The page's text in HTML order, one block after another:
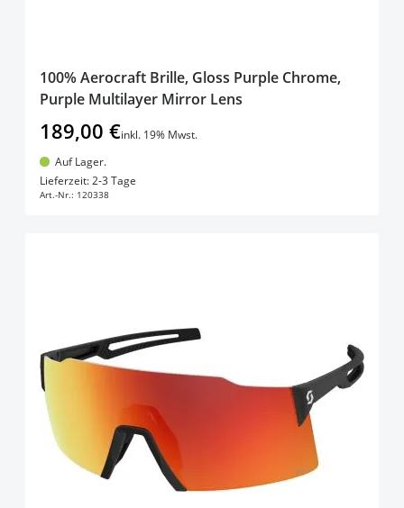
100% Aerocraft Brille, Gloss Purple Chrome,
Purple Multilayer Mirror Lens
189,00 €inkl. 19% Mwst.
Auf Lager.
Lieferzeit: 2-3 Tage
Art.-Nr.: 120338